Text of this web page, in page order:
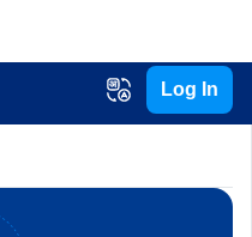
Log In